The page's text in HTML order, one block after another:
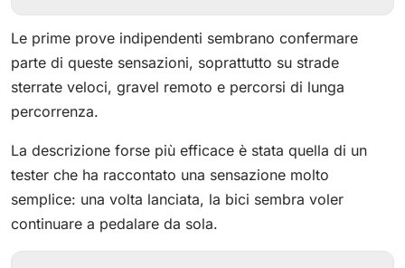
Le prime prove indipendenti sembrano confermare
parte di queste sensazioni, soprattutto su strade
sterrate veloci, gravel remoto e percorsi di lunga
percorrenza.
La descrizione forse più efficace è stata quella di un
tester che ha raccontato una sensazione molto
semplice: una volta lanciata, la bici sembra voler
continuare a pedalare da sola.